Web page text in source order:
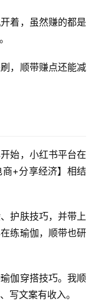
着，虽然赚的都是
，顺带赚点还能减
始，小红书平台在
+分享经济】相结
护肤技巧，并带上
练瑜伽，顺带也研
伽穿搭技巧。我顺
写文案有收入。